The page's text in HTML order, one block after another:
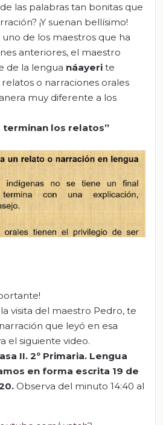
las palabras tan bonitas que
¡Y suenan bellísimo!
de los maestros que ha
anteriores, el maestro
de la lengua náayeri te
o narraciones orales
muy diferente a los
terminan los relatos”
visita del maestro Pedro, te
que leyó en esa
el siguiente video.
II. 2º Primaria. Lengua
en forma escrita 19 de
. Observa del minuto 14:40 al